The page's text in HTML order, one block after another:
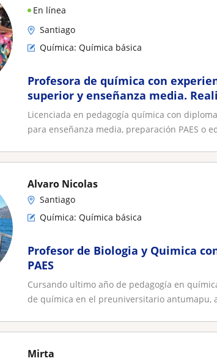
En línea
Santiago
Química: Química básica
Profesora de química con
superior y enseñanza media.
particulares en mi domicilio u
Licenciada en pedagogía química con
para enseñanza media, preparación PAES o
Alvaro Nicolas
Santiago
Química: Química básica
Profesor de Biologia y Quimica
PAES
Cursando ultimo año de pedagogía en
de química en el preuniversitario antumapu,
Mirta